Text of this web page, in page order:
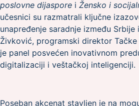
poslovne dijaspore i Žensko i
učesnici su razmatrali ključne
unapređenje saradnje između
Živković, programski direktor
je panel posvećen inovativnom
digitalizaciji i veštačkoj inteligenciji.
Poseban akcenat stavljen je na